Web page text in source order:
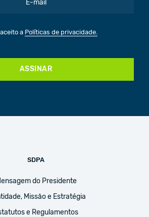
aceito a Políticas de privacidade.
ASSINAR
SDPA
do Presidente
Missão e Estratégia
e Regulamentos